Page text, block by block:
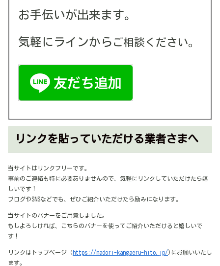
お手伝いが出来ます。
気軽にラインから ご相談ください。
リンクを貼っていただける業者さまへ
当サイトはリンクフリーです。
事前のご連絡も特に必要ありませんので、気軽にリンクしていただけたら嬉
しいです！
ブログやSNSなどでも、ぜひご紹介いただけたら励みになります。
当サイトのバナーをご用意しました。
もしよろしければ、こちらのバナーを使ってご紹介いただけると嬉しいで
す！
リンクはトップページ（https://madori-kangaeru-hito.jp/)にお願いいたし
ます。